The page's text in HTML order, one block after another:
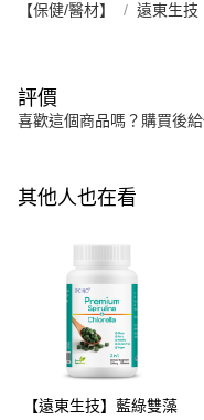
【保健/醫材】 遠東生技
評價
喜歡這個商品嗎？購買後
其他人也在看
【遠東生技】藍綠雙藻